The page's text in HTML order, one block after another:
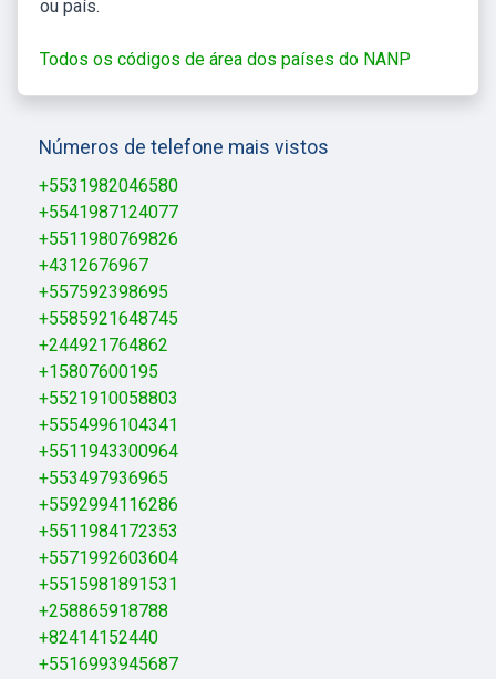
ou país.
Todos os códigos de área dos países do NANP
Números de telefone mais vistos
+5531982046580
+5541987124077
+5511980769826
+4312676967
+557592398695
+5585921648745
+244921764862
+15807600195
+5521910058803
+5554996104341
+5511943300964
+553497936965
+5592994116286
+5511984172353
+5571992603604
+5515981891531
+258865918788
+82414152440
+5516993945687